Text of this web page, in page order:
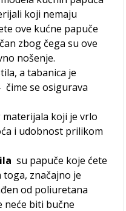
koji nemaju
ove kućne papuče
zbog čega su ove
nošenje.
a tabanica je
čime se osigurava
koji je vrlo
i udobnost prilikom
su papuče koje ćete
značajno je
od poliuretana
neće biti bučne